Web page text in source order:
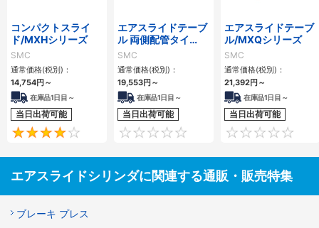
コンパクトスライ
ド/MXHシリーズ
SMC
通常価格(税別)：
14,754円～
在庫品1日目～
当日出荷可能
4
エアスライドテーブ
ル 両側配管タイ
プ/MXQ□Aシリー
ズ
SMC
通常価格(税別)：
19,553円～
在庫品1日目～
当日出荷可能
0
エアスライドテーブ
ル/MXQシリーズ
SMC
通常価格(税別)：
21,392円～
在庫品1日目～
当日出荷可能
エアスライドシリンダに関連する通販・販売特集
ブレーキ プレス